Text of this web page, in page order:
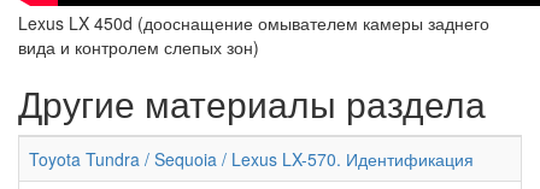
Lexus LX 450d (дооснащение омывателем камеры заднего
вида и контролем слепых зон)
Другие материалы раздела
Toyota Tundra / Sequoia / Lexus LX-570. Идентификация